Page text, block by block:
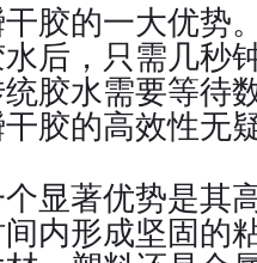
胶的一大优势
后，只需几秒
胶水需要等待
胶的高效性无
显著优势是其
内形成坚固的